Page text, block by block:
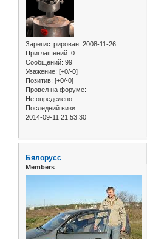
Зарегистрирован: 2008-11-26
Приглашений: 0
Сообщений: 99
Уважение: [+0/-0]
Позитив: [+0/-0]
Провел на форуме:
Не определено
Последний визит:
2014-09-11 21:53:30
Бялорусс
Members